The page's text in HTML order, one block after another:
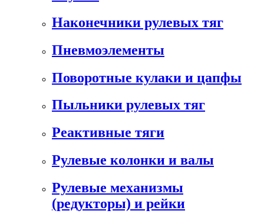
Наконечники рулевых тяг
Пневмоэлементы
Поворотные кулаки и цапфы
Пыльники рулевых тяг
Реактивные тяги
Рулевые колонки и валы
Рулевые механизмы
(редукторы) и рейки